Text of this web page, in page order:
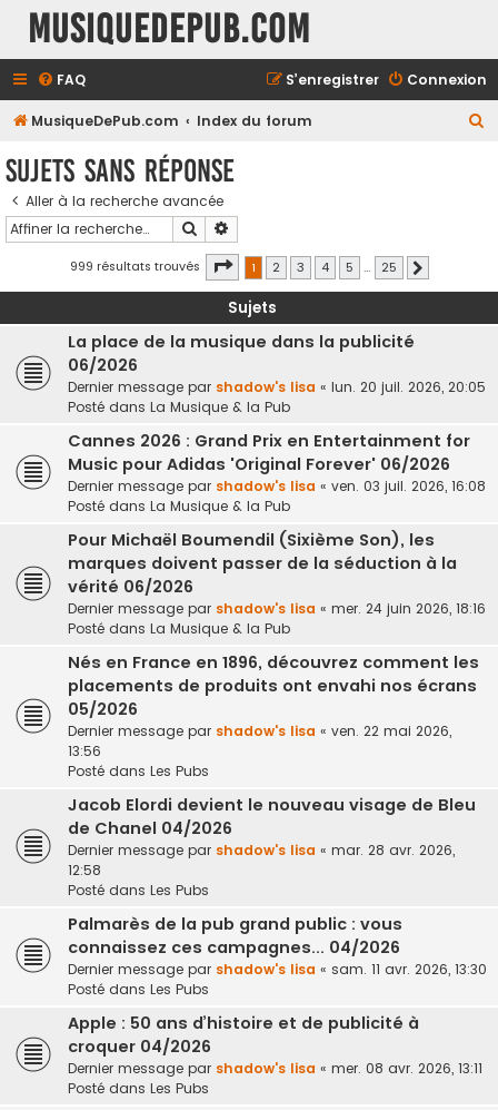
MusiqueDePub.com
FAQ Connexion
S’enregistrer
MusiqueDePub.com Index du forum
c
h
Sujets sans réponse
Aller à la recherche avancée
Rechercher
999 résultats trouvés Page 1sur25
1 2 3 4 5 … 25
Sujets
La place de la musique dans la publicité
06/2026
Dernier message par shadow's lisa « lun. 20 juil. 2026, 20:05
Posté dans La Musique & la Pub
Cannes 2026 : Grand Prix en Entertainment for
Music pour Adidas 'Original Forever' 06/2026
Dernier message par shadow's lisa « ven. 03 juil. 2026, 16:08
Posté dans La Musique & la Pub
Pour Michaël Boumendil (Sixième Son), les
marques doivent passer de la séduction à la
vérité 06/2026
Dernier message par shadow's lisa « mer. 24 juin 2026, 18:16
Posté dans La Musique & la Pub
Nés en France en 1896, découvrez comment les
placements de produits ont envahi nos écrans
05/2026
Dernier message par shadow's lisa « ven. 22 mai 2026,
13:56
Posté dans Les Pubs
Jacob Elordi devient le nouveau visage de Bleu
de Chanel 04/2026
Dernier message par shadow's lisa « mar. 28 avr. 2026,
12:58
Posté dans Les Pubs
Palmarès de la pub grand public : vous
connaissez ces campagnes... 04/2026
Dernier message par shadow's lisa « sam. 11 avr. 2026, 13:30
Posté dans Les Pubs
Apple : 50 ans d’histoire et de publicité à
croquer 04/2026
Dernier message par shadow's lisa « mer. 08 avr. 2026, 13:11
Posté dans Les Pubs